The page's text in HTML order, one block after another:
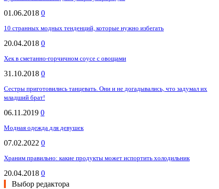
01.06.2018 0
10 странных модных тенденций, которые нужно избегать
20.04.2018 0
Хек в сметанно-горчичном соусе с овощами
31.10.2018 0
Сестры приготовились танцевать. Они и не догадывались, что задумал их
младший брат!
06.11.2019 0
Модная одежда для девушек
07.02.2022 0
Храним правильно: какие продукты может испортить холодильник
20.04.2018 0
Выбор редактора